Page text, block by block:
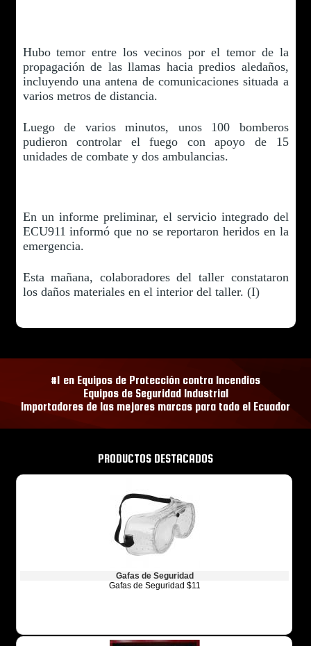
Hubo temor entre los vecinos por el temor de la
propagación de las llamas hacia predios aledaños,
incluyendo una antena de comunicaciones situada a
varios metros de distancia.
Luego de varios minutos, unos 100 bomberos
pudieron controlar el fuego con apoyo de 15
unidades de combate y dos ambulancias.
En un informe preliminar, el servicio integrado del
ECU911 informó que no se reportaron heridos en la
emergencia.
Esta mañana, colaboradores del taller constataron
los daños materiales en el interior del taller. (I)
#1 en Equipos de Protección contra Incendios
Equipos de Seguridad Industrial
Importadores de las mejores marcas para todo el Ecuador
PRODUCTOS DESTACADOS
Gafas de Seguridad
Gafas de Seguridad $11